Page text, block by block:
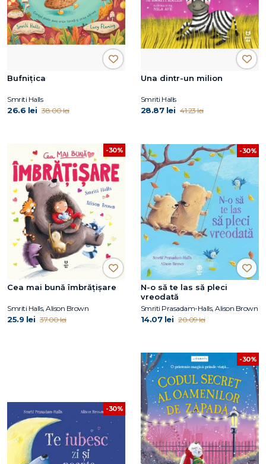
Bufnițica
Smriti Halls
26.6 lei 38.00 lei
Una dintr-un milion
Smriti Halls
28.87 lei 41.23 lei
-30%
Cea mai bună îmbrățișare
Smriti Halls, Alison Brown
25.9 lei 37.00 lei
-30%
N-o să te las să pleci
vreodată
Smriti Prasadam-Halls, Alison Brown
14.07 lei 20.09 lei
-30%
-30%